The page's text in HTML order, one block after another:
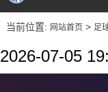
当前位置: 网站首页> 足
2026-07-05